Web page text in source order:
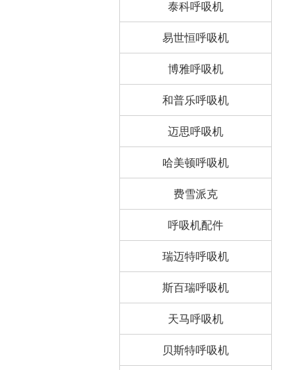
泰科呼吸机
易世恒呼吸机
博雅呼吸机
和普乐呼吸机
迈思呼吸机
哈美顿呼吸机
费雪派克
呼吸机配件
瑞迈特呼吸机
斯百瑞呼吸机
天马呼吸机
贝斯特呼吸机